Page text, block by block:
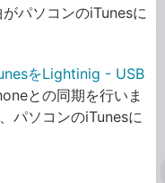
パソコンのiTunesに
をLightinig - USB
との同期を行いま
パソコンのiTunesに